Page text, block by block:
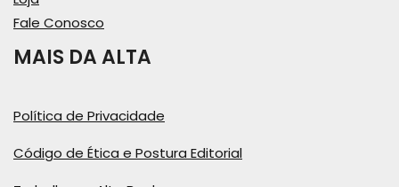
Fale Conosco
MAIS DA ALTA
Política de Privacidade
Código de Ética e Postura Editorial